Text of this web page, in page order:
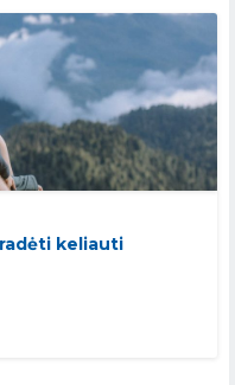
keliauti